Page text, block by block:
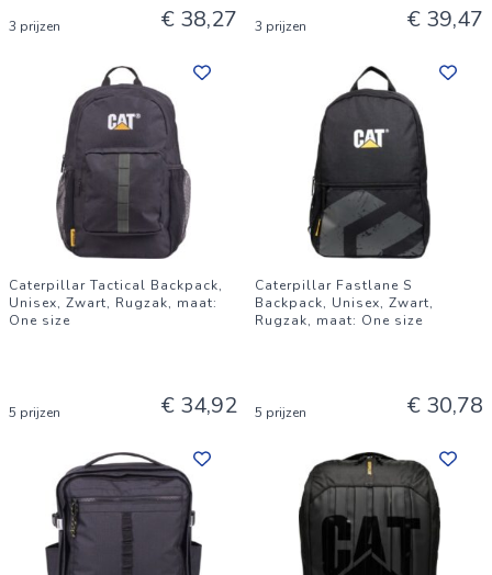
3 prijzen € 38,27 3 prijzen € 39,47
Caterpillar Tactical Backpack,
Unisex, Zwart, Rugzak, maat:
One size
5 prijzen € 34,92
Caterpillar Fastlane S
Backpack, Unisex, Zwart,
Rugzak, maat: One size
5 prijzen € 30,78